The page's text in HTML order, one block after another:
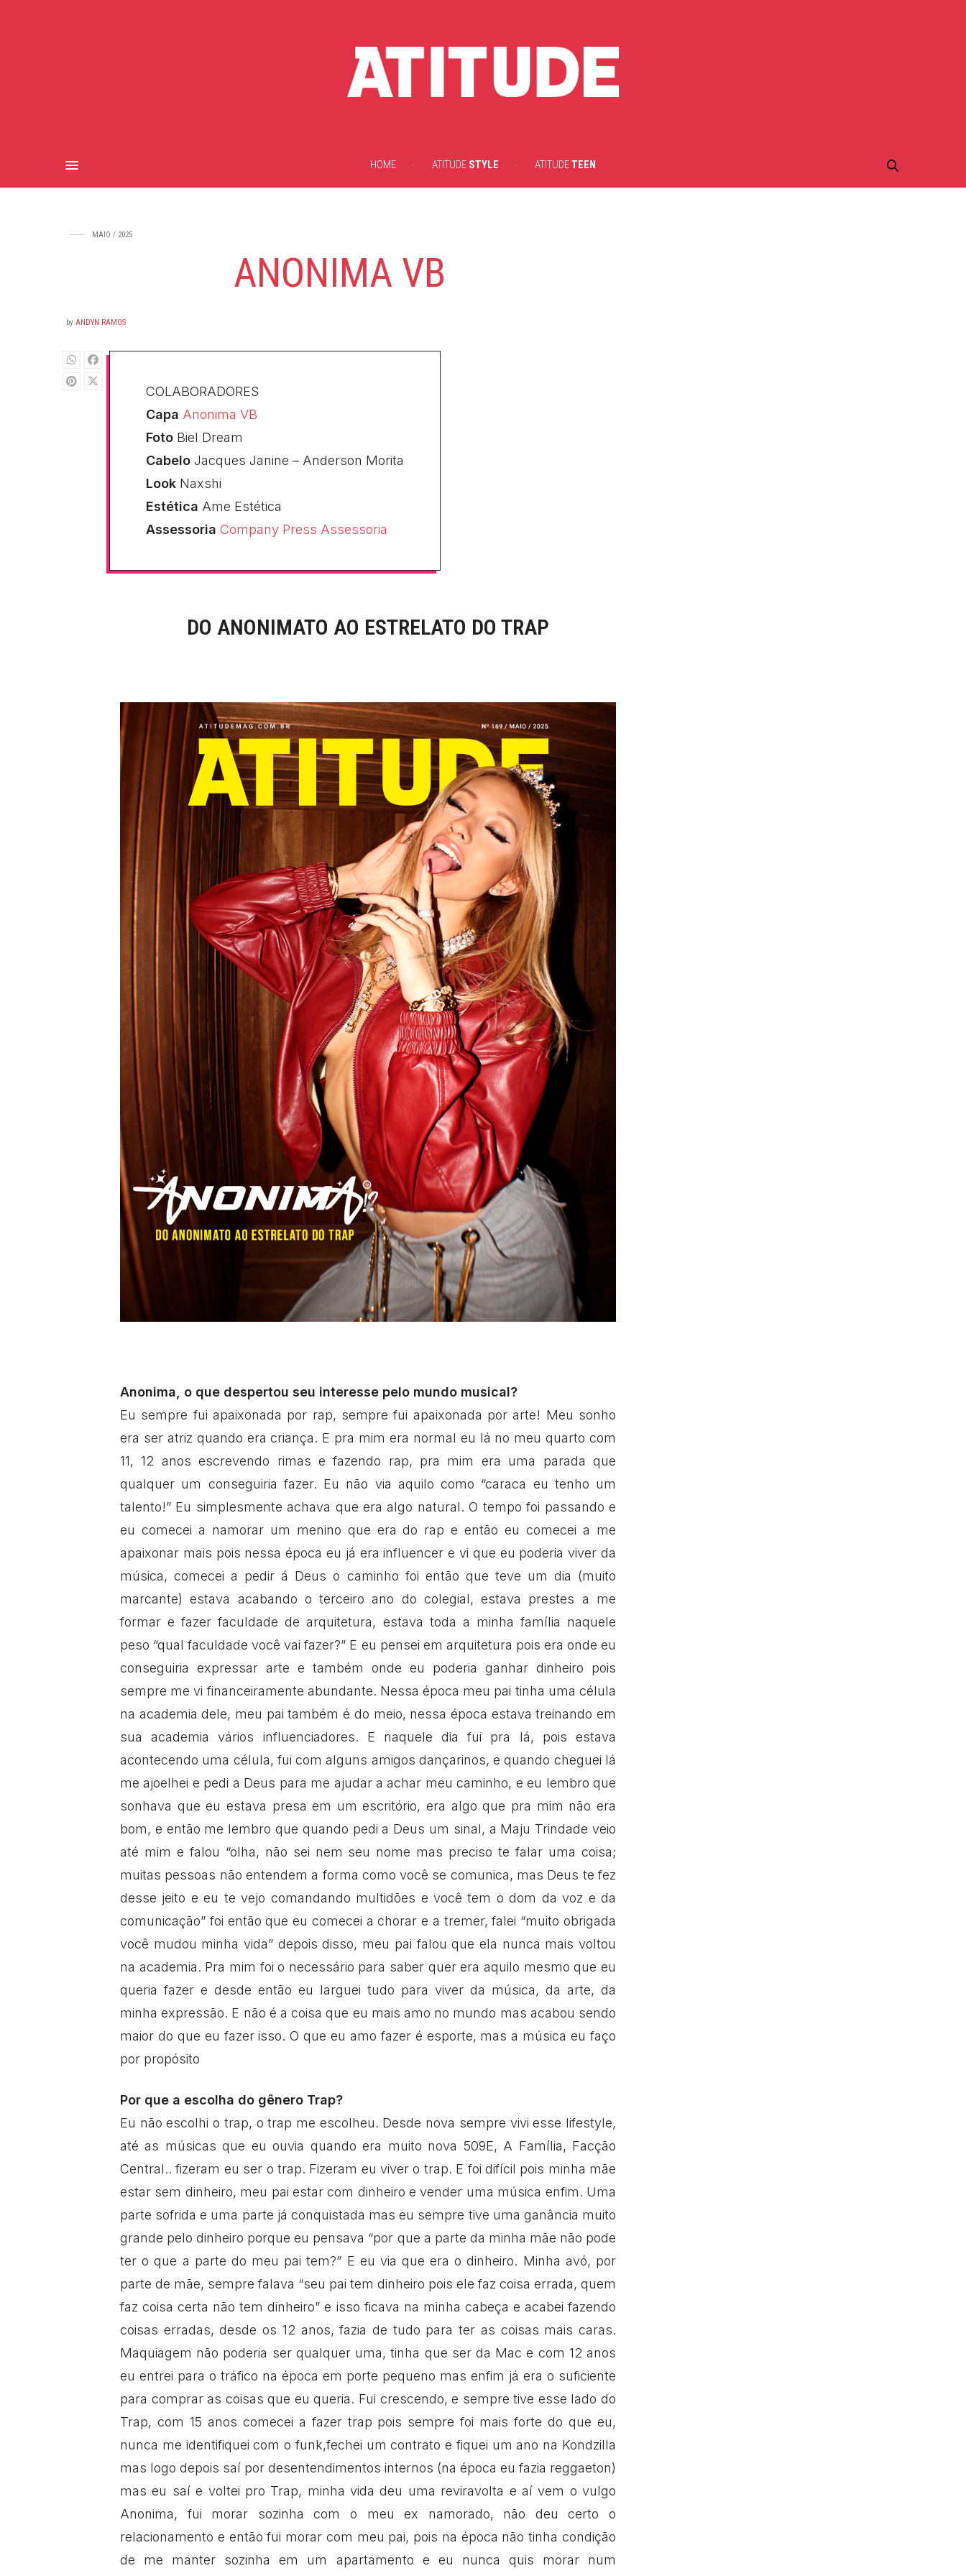
HOME ATITUDE STYLE ATITUDETEEN
MAIO / 2025
ANONIMA VB
by ANDYN RAMOS
COLABORADORES
Capa Anonima VB
Foto Biel Dream
Cabelo Jacques Janine – Anderson Morita
Look Naxshi
Estética Ame Estética
Assessoria Company Press Assessoria
DO ANONIMATO AO ESTRELATO DO TRAP
Anonima, o que despertou seu interesse pelo mundo musical?
Eu sempre fui apaixonada por rap, sempre fui apaixonada por arte! Meu sonho
era ser atriz quando era criança. E pra mim era normal eu lá no meu quarto com
11, 12 anos escrevendo rimas e fazendo rap, pra mim era uma parada que
qualquer um conseguiria fazer. Eu não via aquilo como “caraca eu tenho um
talento!” Eu simplesmente achava que era algo natural. O tempo foi passando e
eu comecei a namorar um menino que era do rap e então eu comecei a me
apaixonar mais pois nessa época eu já era influencer e vi que eu poderia viver da
música, comecei a pedir á Deus o caminho foi então que teve um dia (muito
marcante) estava acabando o terceiro ano do colegial, estava prestes a me
formar e fazer faculdade de arquitetura, estava toda a minha família naquele
peso “qual faculdade você vai fazer?” E eu pensei em arquitetura pois era onde eu
conseguiria expressar arte e também onde eu poderia ganhar dinheiro pois
sempre me vi financeiramente abundante. Nessa época meu pai tinha uma célula
na academia dele, meu pai também é do meio, nessa época estava treinando em
sua academia vários influenciadores. E naquele dia fui pra lá, pois estava
acontecendo uma célula, fui com alguns amigos dançarinos, e quando cheguei lá
me ajoelhei e pedi a Deus para me ajudar a achar meu caminho, e eu lembro que
sonhava que eu estava presa em um escritório, era algo que pra mim não era
bom, e então me lembro que quando pedi a Deus um sinal, a Maju Trindade veio
até mim e falou “olha, não sei nem seu nome mas preciso te falar uma coisa;
muitas pessoas não entendem a forma como você se comunica, mas Deus te fez
desse jeito e eu te vejo comandando multidões e você tem o dom da voz e da
comunicação” foi então que eu comecei a chorar e a tremer, falei “muito obrigada
você mudou minha vida” depois disso, meu pai falou que ela nunca mais voltou
na academia. Pra mim foi o necessário para saber quer era aquilo mesmo que eu
queria fazer e desde então eu larguei tudo para viver da música, da arte, da
minha expressão. E não é a coisa que eu mais amo no mundo mas acabou sendo
maior do que eu fazer isso. O que eu amo fazer é esporte, mas a música eu faço
por propósito
Por que a escolha do gênero Trap?
Eu não escolhi o trap, o trap me escolheu. Desde nova sempre vivi esse lifestyle,
até as músicas que eu ouvia quando era muito nova 509E, A Família, Facção
Central.. fizeram eu ser o trap. Fizeram eu viver o trap. E foi difícil pois minha mãe
estar sem dinheiro, meu pai estar com dinheiro e vender uma música enfim. Uma
parte sofrida e uma parte já conquistada mas eu sempre tive uma ganância muito
grande pelo dinheiro porque eu pensava “por que a parte da minha mãe não pode
ter o que a parte do meu pai tem?” E eu via que era o dinheiro. Minha avó, por
parte de mãe, sempre falava “seu pai tem dinheiro pois ele faz coisa errada, quem
faz coisa certa não tem dinheiro” e isso ficava na minha cabeça e acabei fazendo
coisas erradas, desde os 12 anos, fazia de tudo para ter as coisas mais caras.
Maquiagem não poderia ser qualquer uma, tinha que ser da Mac e com 12 anos
eu entrei para o tráfico na época em porte pequeno mas enfim já era o suficiente
para comprar as coisas que eu queria. Fui crescendo, e sempre tive esse lado do
Trap, com 15 anos comecei a fazer trap pois sempre foi mais forte do que eu,
nunca me identifiquei com o funk,fechei um contrato e fiquei um ano na Kondzilla
mas logo depois saí por desentendimentos internos (na época eu fazia reggaeton)
mas eu saí e voltei pro Trap, minha vida deu uma reviravolta e aí vem o vulgo
Anonima, fui morar sozinha com o meu ex namorado, não deu certo o
relacionamento e então fui morar com meu pai, pois na época não tinha condição
de me manter sozinha em um apartamento e eu nunca quis morar num